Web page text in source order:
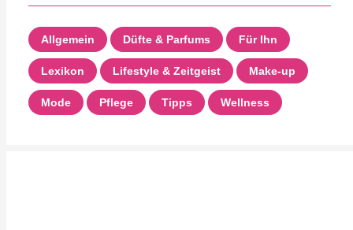
Allgemein Düfte & Parfums Für Ihn
Lexikon Lifestyle & Zeitgeist Make-up
Mode Pflege Tipps Wellness